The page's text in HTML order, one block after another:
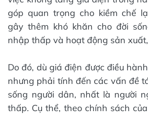
góp quan trọng cho kiềm chế
gây thêm khó khăn cho đời
nhập thấp và hoạt động sản
Do đó, dù giá điện được điều
nhưng phải tính đến các vấn đề
sống người dân, nhất là người
thấp. Cụ thể, theo chính sách